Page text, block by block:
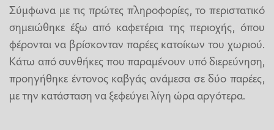
Σύμφωνα με τις πρώτες πληροφορίες, το περιστατικό
σημειώθηκε έξω από καφετέρια της περιοχής, όπου
φέρονται να βρίσκονταν παρέες κατοίκων του χωριού.
Κάτω από συνθήκες που παραμένουν υπό διερεύνηση,
προηγήθηκε έντονος καβγάς ανάμεσα σε δύο παρέες,
με την κατάσταση να ξεφεύγει λίγη ώρα αργότερα.